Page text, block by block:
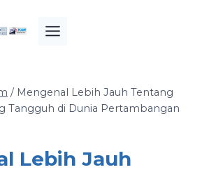
/ Mengenal Lebih Jauh Tentang
Tangguh di Dunia Pertambangan
Lebih Jauh